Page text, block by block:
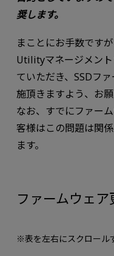
奨します。
まことにお手数です
Utilityマネージメン
ていただき、SSDフ
施頂きますよう、お願
なお、すでにファー
客様はこの問題は関
ます。
ファームウェ
※表を左右にスクロール